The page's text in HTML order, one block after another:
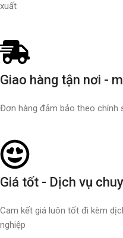
xuất
Giao hàng tận nơi -
Đơn hàng đảm bảo theo chính
Giá tốt - Dịch vụ
Cam kết giá luôn tốt đi kèm
nghiệp